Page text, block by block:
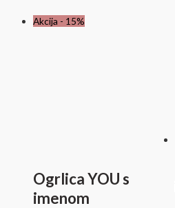
Akcija - 15%
Ogrlica YOU s
imenom